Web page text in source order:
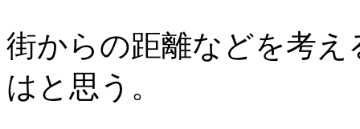
街からの距離などを考
はと思う。